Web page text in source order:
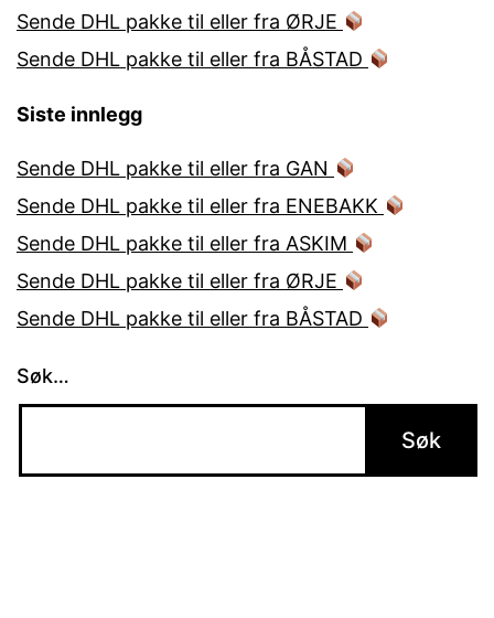
Sende DHL pakke til eller fra ØRJE
Sende DHL pakke til eller fra BÅSTAD
Siste innlegg
Sende DHL pakke til eller fra GAN
Sende DHL pakke til eller fra ENEBAKK
Sende DHL pakke til eller fra ASKIM
Sende DHL pakke til eller fra ØRJE
Sende DHL pakke til eller fra BÅSTAD
Søk…